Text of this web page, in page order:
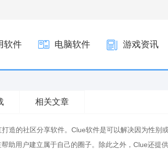
软件 电脑软件 游戏资讯
相关文章
造的社区分享软件。Clue软件是可以解决因为性别
助用户建立属于自己的圈子。除此之外，Clue还提